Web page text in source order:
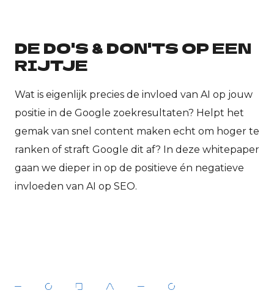
DE DO'S & DON'TS OP EEN
RIJTJE
Wat is eigenlijk precies de invloed van AI op jouw
positie in de Google zoekresultaten? Helpt het
gemak van snel content maken echt om hoger te
ranken of straft Google dit af? In deze whitepaper
gaan we dieper in op de positieve én negatieve
invloeden van AI op SEO.